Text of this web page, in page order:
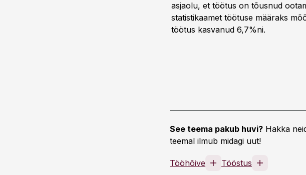
asjaolu, et töötus on tõusnud
statistikaamet töötuse määraks
töötus kasvanud 6,7%ni.
See teema pakub huvi? Hakka
teemal ilmub midagi uut!
Tööhõive Tööstus